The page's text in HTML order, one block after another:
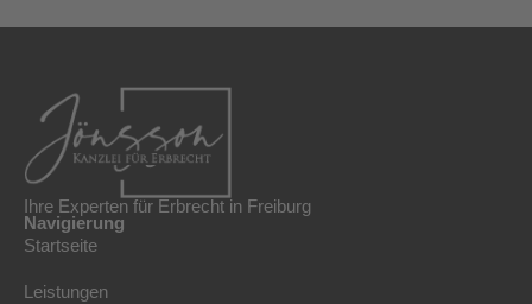
Ihre Experten für Erbrecht in Freiburg
Navigierung
Startseite
Leistungen